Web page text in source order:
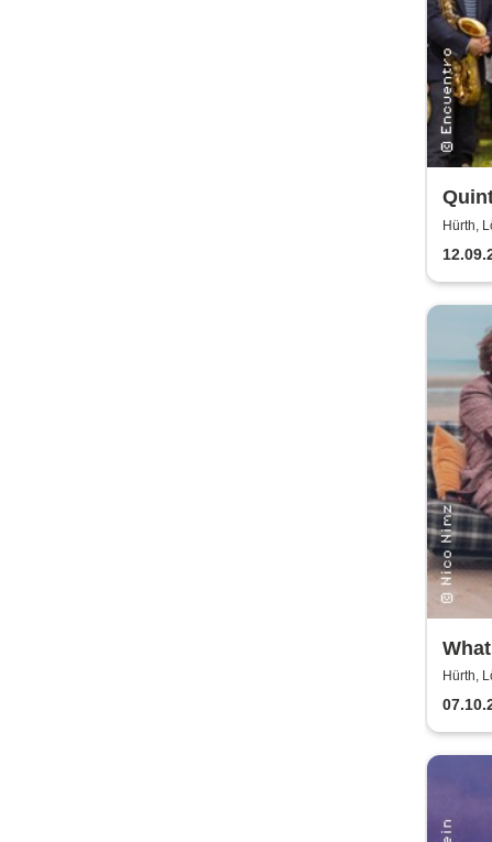
Hürth,
mit
Nimz
Hürth,